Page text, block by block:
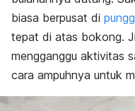
biasa berpusat di
tepat di atas bokong.
mengganggu aktivitas
cara ampuhnya untuk